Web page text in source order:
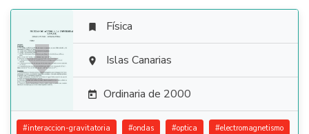

 Física
 Islas Canarias
 Ordinaria de 2000
#interaccion-gravitatoria #ondas #optica #electromagnetismo